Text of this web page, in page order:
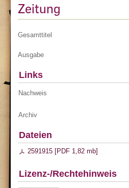
Zeitung
Gesamttitel
Ausgabe
Links
Nachweis
Archiv
Dateien
2591915 [PDF 1,82 mb]
Lizenz-/Rechtehinweis